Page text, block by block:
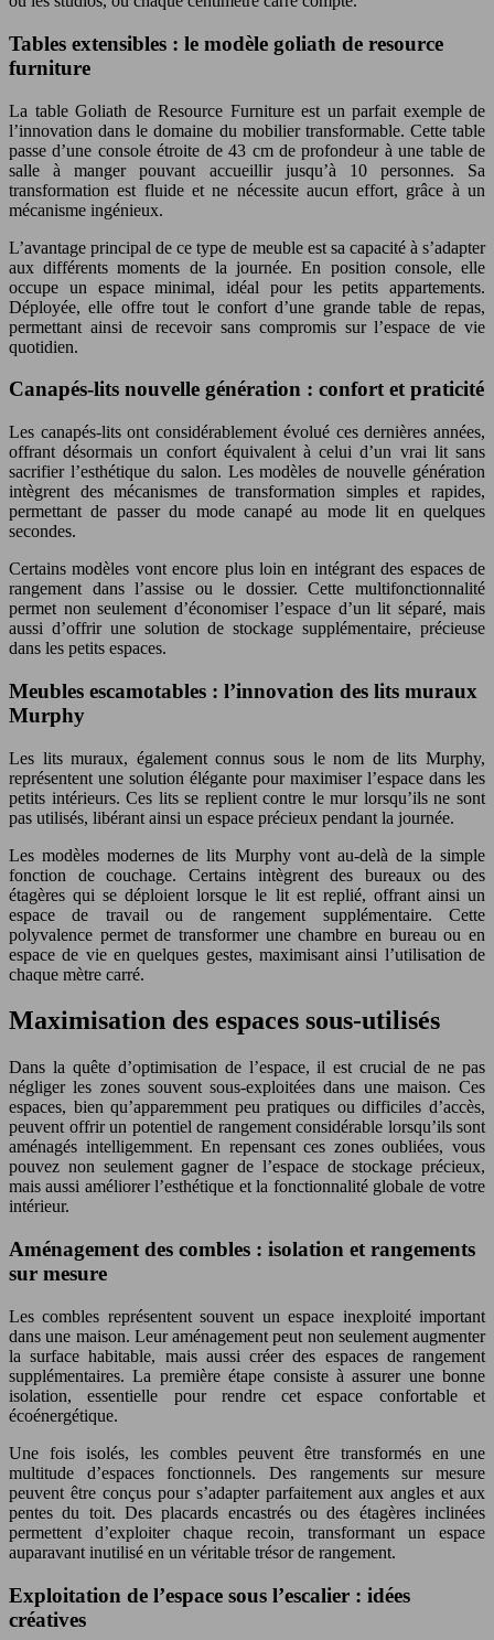
Tables extensibles : le modèle goliath de resource
furniture
La table Goliath de Resource Furniture est un parfait exemple de
l’innovation dans le domaine du mobilier transformable. Cette table
passe d’une console étroite de 43 cm de profondeur à une table de
salle à manger pouvant accueillir jusqu’à 10 personnes. Sa
transformation est fluide et ne nécessite aucun effort, grâce à un
mécanisme ingénieux.
L’avantage principal de ce type de meuble est sa capacité à s’adapter
aux différents moments de la journée. En position console, elle
occupe un espace minimal, idéal pour les petits appartements.
Déployée, elle offre tout le confort d’une grande table de repas,
permettant ainsi de recevoir sans compromis sur l’espace de vie
quotidien.
Canapés-lits nouvelle génération : confort et praticité
Les canapés-lits ont considérablement évolué ces dernières années,
offrant désormais un confort équivalent à celui d’un vrai lit sans
sacrifier l’esthétique du salon. Les modèles de nouvelle génération
intègrent des mécanismes de transformation simples et rapides,
permettant de passer du mode canapé au mode lit en quelques
secondes.
Certains modèles vont encore plus loin en intégrant des espaces de
rangement dans l’assise ou le dossier. Cette multifonctionnalité
permet non seulement d’économiser l’espace d’un lit séparé, mais
aussi d’offrir une solution de stockage supplémentaire, précieuse
dans les petits espaces.
Meubles escamotables : l’innovation des lits muraux
Murphy
Les lits muraux, également connus sous le nom de lits Murphy,
représentent une solution élégante pour maximiser l’espace dans les
petits intérieurs. Ces lits se replient contre le mur lorsqu’ils ne sont
pas utilisés, libérant ainsi un espace précieux pendant la journée.
Les modèles modernes de lits Murphy vont au-delà de la simple
fonction de couchage. Certains intègrent des bureaux ou des
étagères qui se déploient lorsque le lit est replié, offrant ainsi un
espace de travail ou de rangement supplémentaire. Cette
polyvalence permet de transformer une chambre en bureau ou en
espace de vie en quelques gestes, maximisant ainsi l’utilisation de
chaque mètre carré.
Maximisation des espaces sous-utilisés
Dans la quête d’optimisation de l’espace, il est crucial de ne pas
négliger les zones souvent sous-exploitées dans une maison. Ces
espaces, bien qu’apparemment peu pratiques ou difficiles d’accès,
peuvent offrir un potentiel de rangement considérable lorsqu’ils sont
aménagés intelligemment. En repensant ces zones oubliées, vous
pouvez non seulement gagner de l’espace de stockage précieux,
mais aussi améliorer l’esthétique et la fonctionnalité globale de votre
intérieur.
Aménagement des combles : isolation et rangements
sur mesure
Les combles représentent souvent un espace inexploité important
dans une maison. Leur aménagement peut non seulement augmenter
la surface habitable, mais aussi créer des espaces de rangement
supplémentaires. La première étape consiste à assurer une bonne
isolation, essentielle pour rendre cet espace confortable et
écoénergétique.
Une fois isolés, les combles peuvent être transformés en une
multitude d’espaces fonctionnels. Des rangements sur mesure
peuvent être conçus pour s’adapter parfaitement aux angles et aux
pentes du toit. Des placards encastrés ou des étagères inclinées
permettent d’exploiter chaque recoin, transformant un espace
auparavant inutilisé en un véritable trésor de rangement.
Exploitation de l’espace sous l’escalier : idées
créatives